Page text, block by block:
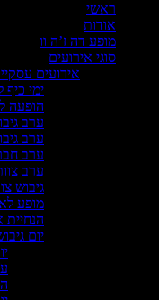
ראשי
אודות
מופע דה ז’ה וו
סוגי אירועים
אירועים עסקיים
ימי כיף
הופעה
ערב גיבוש
ערב גיבוש
ערב חברה
ערב צוות
גיבוש צוות
מופע
הנחיית
יום גיבוש
יום